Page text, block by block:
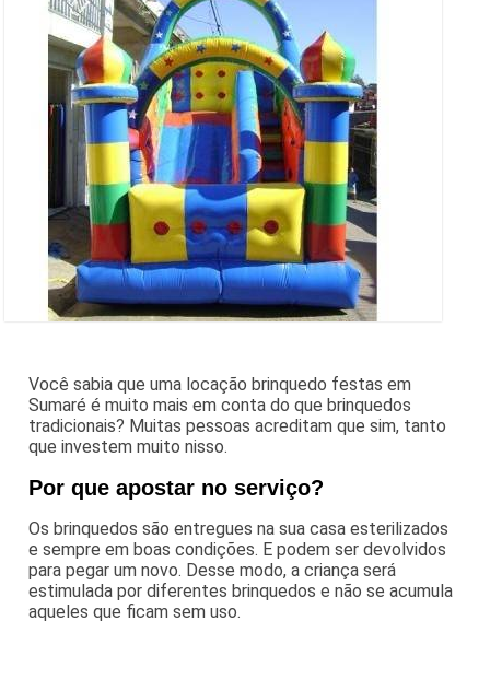
Você sabia que uma locação brinquedo festas em
Sumaré é muito mais em conta do que brinquedos
tradicionais? Muitas pessoas acreditam que sim, tanto
que investem muito nisso.
Por que apostar no serviço?
Os brinquedos são entregues na sua casa esterilizados
e sempre em boas condições. E podem ser devolvidos
para pegar um novo. Desse modo, a criança será
estimulada por diferentes brinquedos e não se acumula
aqueles que ficam sem uso.